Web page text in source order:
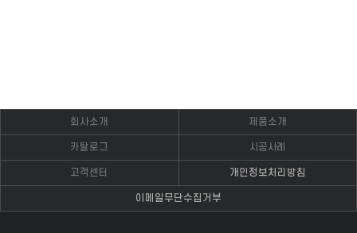
회사소개 제품소개
카탈로그 시공사례
고객센터 개인정보처리방침
이메일무단수집거부